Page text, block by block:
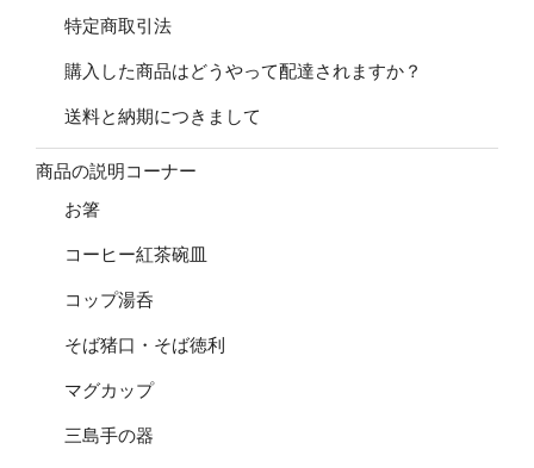
特定商取引法
購入した商品はどうやって配達されますか？
送料と納期につきまして
商品の説明コーナー
お箸
コーヒー紅茶碗皿
コップ湯呑
そば猪口・そば徳利
マグカップ
三島手の器